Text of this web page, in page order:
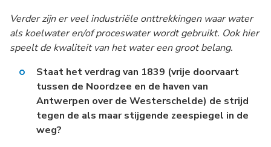
Verder zijn er veel industriële onttrekkingen waar water
als koelwater en/of proceswater wordt gebruikt. Ook hier
speelt de kwaliteit van het water een groot belang.
Staat het verdrag van 1839 (vrije doorvaart
tussen de Noordzee en de haven van
Antwerpen over de Westerschelde) de strijd
tegen de als maar stijgende zeespiegel in de
weg?